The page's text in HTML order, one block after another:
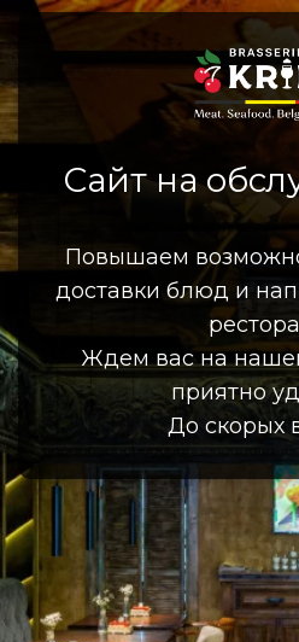
Сайт на
Повышаем
доставки блюд и
Ждем вас на
приятно
До скорых